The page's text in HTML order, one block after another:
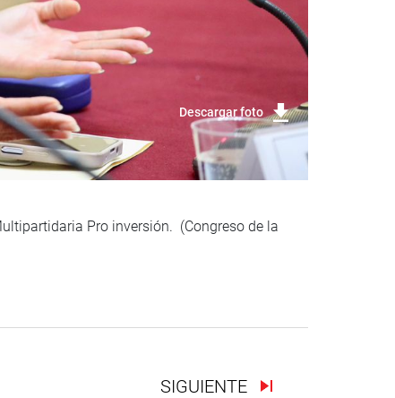
Descargar foto
Pro inversión. (Congreso de la
SIGUIENTE